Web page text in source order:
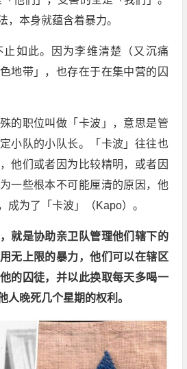
，本身就蕴含着暴力。
如此。因为李维清楚（又沉痛
地带」，也存在于在集中营的囚
的职位叫做「卡波」，意思是管
小队的小队长。「卡波」往往也
他们或者因为比较精明，或者因
一些根本不可能厘清的原因，他
成为了「卡波」（Kapo）。
就是协助亲卫队管理他们辖下的
无上限的暴力，他们可以在辖区
的囚徒，并以此换取每天多喝一
人晚死几个星期的权利。